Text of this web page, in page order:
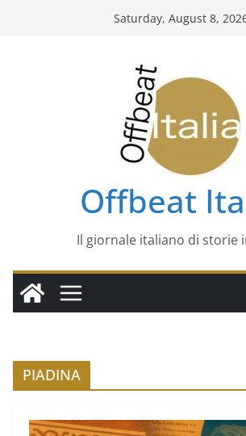
Saturday, August 8,
Offbeat
Il giornale italiano di storie
PIADINA